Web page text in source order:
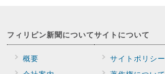
フィリピン新聞について
概要
サイトについて
サイトポリシー